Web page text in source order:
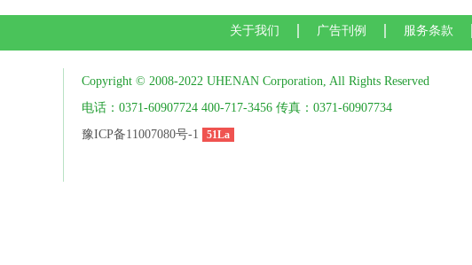
关于我们 广告刊例 服务条款
Copyright © 2008-2022 UHENAN Corporation, All Rights Reserved
电话：0371-60907724 400-717-3456 传真：0371-60907734
豫ICP备11007080号-1
51La